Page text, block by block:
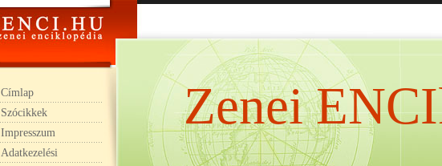
Címlap
Szócikkek
Impresszum
Adatkezelési
Zenei